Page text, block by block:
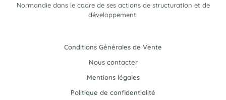
Normandie dans le cadre de ses actions de structuration et de
développement.
Conditions Générales de Vente
Nous contacter
Mentions légales
Politique de confidentialité